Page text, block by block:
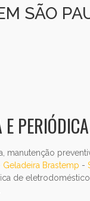
SÃO
PERIÓDICA
manutenção
Geladeira Brastemp -
de